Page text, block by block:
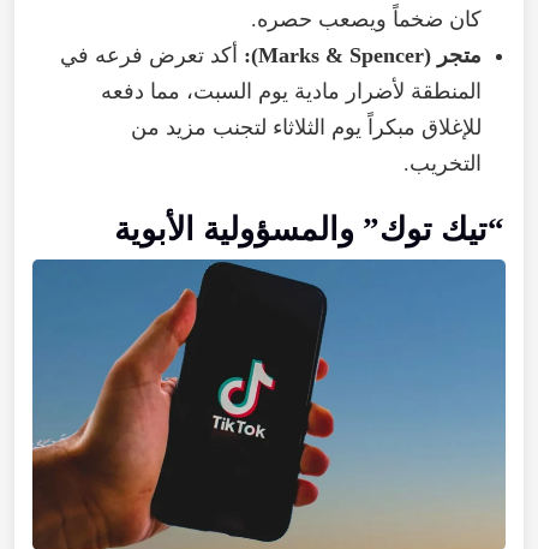
كان ضخماً ويصعب حصره.
متجر (
Marks & Spencer
): أكد تعرض فرعه في
المنطقة لأضرار مادية يوم السبت، مما دفعه
للإغلاق مبكراً يوم الثلاثاء لتجنب مزيد من
التخريب.
“تيك توك” والمسؤولية الأبوية